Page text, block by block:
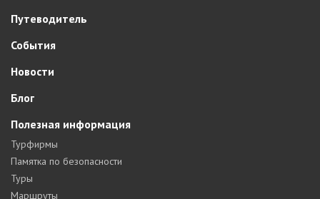
Путеводитель
События
Новости
Блог
Полезная информация
Турфирмы
Памятка по безопасности
Туры
Маршруты